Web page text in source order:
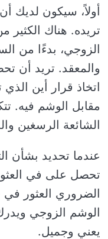
أولاً، سيكون لديك
تريده. هناك الكثير
الزوجي، بدءًا من
والمعقد. تريد أن
اتخاذ قرار أين
مقابل الوشم فيه.
الشائعة الرسغين
عندما تحديد بشأن
تحصل على في
الضروري العثور
الوشم الزوجي
يعني وجميل.